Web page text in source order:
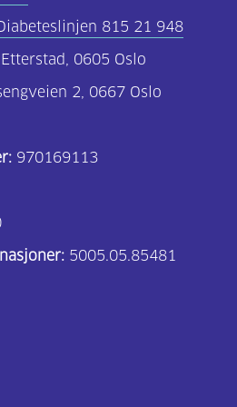
815 21 948
0605 Oslo
2, 0667 Oslo
970169113
5005.05.85481